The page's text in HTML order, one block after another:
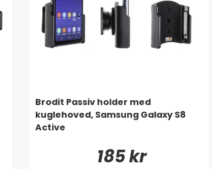
Brodit Passiv holder med
kuglehoved, Samsung Galaxy S8
Active
185 kr